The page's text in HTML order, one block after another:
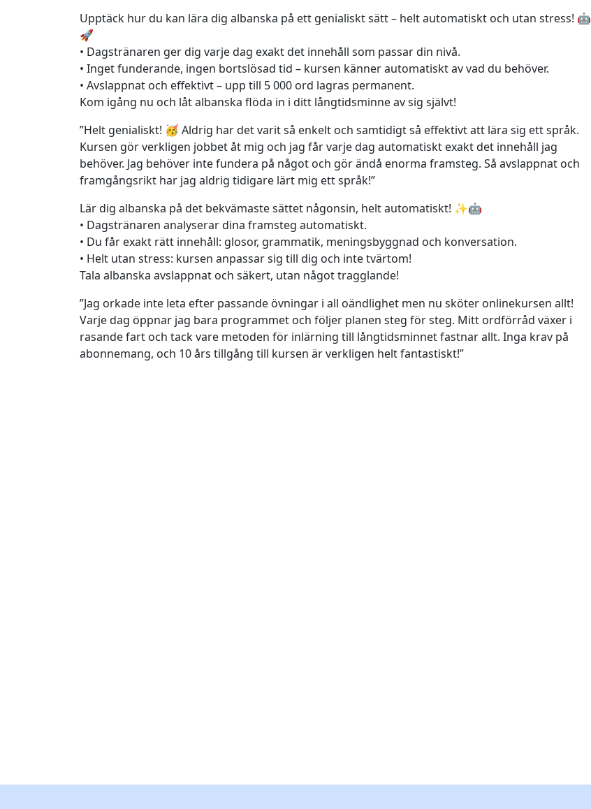
Upptäck hur du kan lära dig albanska på ett genialiskt sätt – helt automatiskt och utan stress! 🤖
🚀
• Dagstränaren ger dig varje dag exakt det innehåll som passar din nivå.
• Inget funderande, ingen bortslösad tid – kursen känner automatiskt av vad du behöver.
• Avslappnat och effektivt – upp till 5 000 ord lagras permanent.
Kom igång nu och låt albanska flöda in i ditt långtidsminne av sig självt!
”Helt genialiskt! 🥳 Aldrig har det varit så enkelt och samtidigt så effektivt att lära sig ett språk.
Kursen gör verkligen jobbet åt mig och jag får varje dag automatiskt exakt det innehåll jag
behöver. Jag behöver inte fundera på något och gör ändå enorma framsteg. Så avslappnat och
framgångsrikt har jag aldrig tidigare lärt mig ett språk!”
Lär dig albanska på det bekvämaste sättet någonsin, helt automatiskt! ✨🤖
• Dagstränaren analyserar dina framsteg automatiskt.
• Du får exakt rätt innehåll: glosor, grammatik, meningsbyggnad och konversation.
• Helt utan stress: kursen anpassar sig till dig och inte tvärtom!
Tala albanska avslappnat och säkert, utan något tragglande!
”Jag orkade inte leta efter passande övningar i all oändlighet men nu sköter onlinekursen allt!
Varje dag öppnar jag bara programmet och följer planen steg för steg. Mitt ordförråd växer i
rasande fart och tack vare metoden för inlärning till långtidsminnet fastnar allt. Inga krav på
abonnemang, och 10 års tillgång till kursen är verkligen helt fantastiskt!”